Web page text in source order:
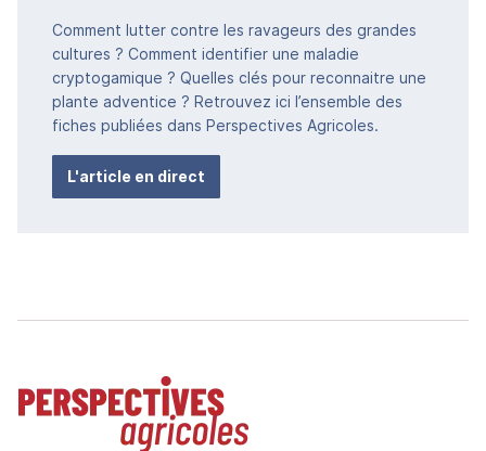
Comment lutter contre les ravageurs des grandes
cultures ? Comment identifier une maladie
cryptogamique ? Quelles clés pour reconnaitre une
plante adventice ? Retrouvez ici l’ensemble des
fiches publiées dans Perspectives Agricoles.
L'article en direct